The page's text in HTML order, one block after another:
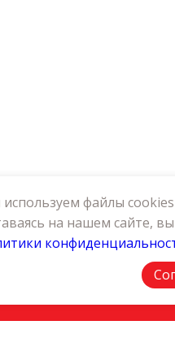
ПОЛИТИКА
файлы
на нашем сайте,